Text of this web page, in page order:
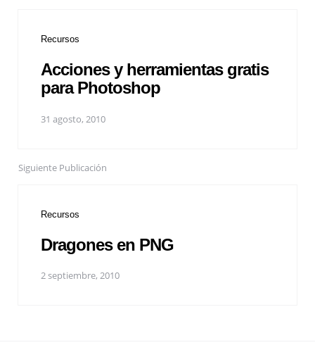
Recursos
Acciones y herramientas gratis
para Photoshop
31 agosto, 2010
Siguiente Publicación
Recursos
Dragones en PNG
2 septiembre, 2010